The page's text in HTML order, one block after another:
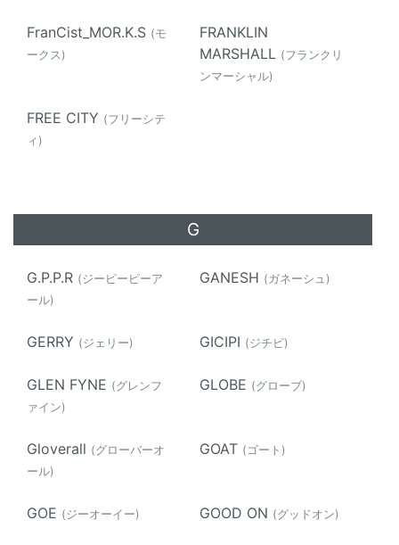
FranCist_MOR.K.S (モ
ークス)
FRANKLIN
MARSHALL (フランクリ
ンマーシャル)
FREE CITY (フリーシテ
ィ)
G
G.P.P.R (ジーピーピーア
ール)
GANESH (ガネーシュ)
GERRY (ジェリー) GICIPI (ジチピ)
GLEN FYNE (グレンフ
ァイン)
GLOBE (グローブ)
Gloverall (グローバーオ
ール)
GOAT (ゴート)
GOE (ジーオーイー) GOOD ON (グッドオン)